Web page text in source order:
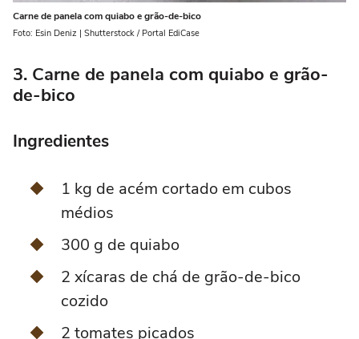
Carne de panela com quiabo e grão-de-bico
Foto: Esin Deniz | Shutterstock / Portal EdiCase
3. Carne de panela com quiabo e grão-
de-bico
Ingredientes
1 kg de acém cortado em cubos
médios
300 g de quiabo
2 xícaras de chá de grão-de-bico
cozido
2 tomates picados